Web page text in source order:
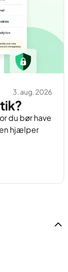
3. aug. 2026
du bør have
hjælper